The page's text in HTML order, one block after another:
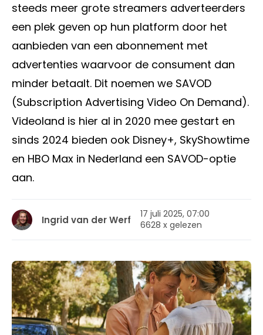
steeds meer grote streamers adverteerders
een plek geven op hun platform door het
aanbieden van een abonnement met
advertenties waarvoor de consument dan
minder betaalt. Dit noemen we SAVOD
(Subscription Advertising Video On Demand).
Videoland is hier al in 2020 mee gestart en
sinds 2024 bieden ook Disney+, SkyShowtime
en HBO Max in Nederland een SAVOD-optie
aan.
Ingrid van der Werf
17 juli 2025, 07:00
6628 x gelezen